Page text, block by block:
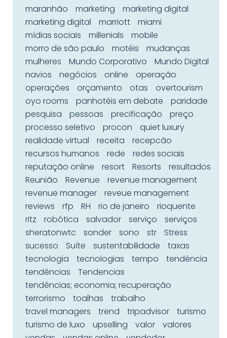
maranhão
marketing
marketing digital
marketing digital
marriott
miami
mídias sociais
millenials
mobile
morro de são paulo
motéis
mudanças
mulheres
Mundo Corporativo
Mundo Digital
navios
negócios online
operação
operações
orçamento otas
overtourism
oyo rooms
panhotéis em debate
paridade
pesquisa
pessoas precificação
preço
processo seletivo
procon
quiet luxury
realidade virtual
receita
recepcão
recursos humanos
rede
redes sociais
reputação online
resort Resorts
resultados
Reunião
Revenue
revenue management
revenue manager
reveue management
reviews
rfp RH rio de janeiro
rioquente
ritz
robótica salvador serviço
serviços
sheratonwtc
sonder sono str
Stress
sucesso
Suíte sustentabilidade
taxas
tecnologia
tecnologias tempo
tendência
tendências
Tendencias
tendências; economia; recuperação
terrorismo
toalhas
trabalho
travel managers
trend tripadvisor
turismo
turismo de luxo
upselling valor
valores